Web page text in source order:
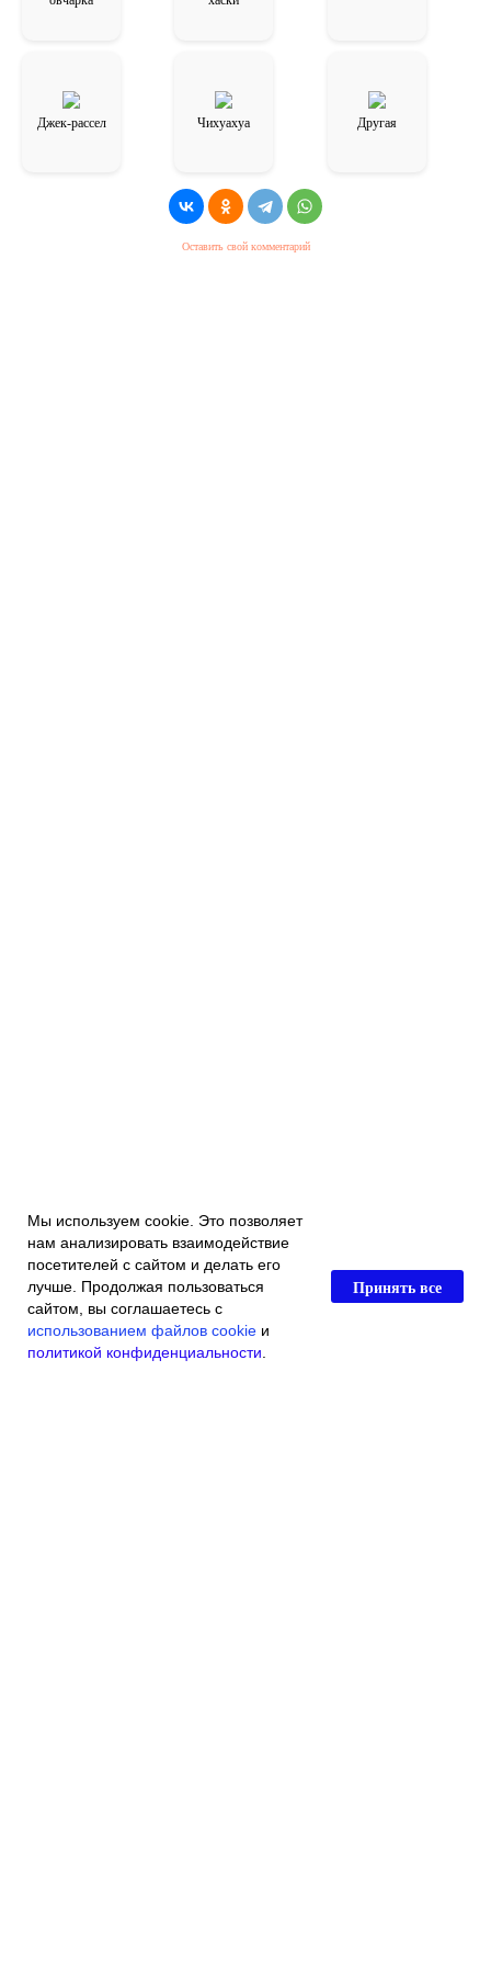
Главная Каталог магазина
Джек-рассел Чихуахуа Другая
Оставить свой комментарий
Мы используем cookie. Это позволяет
нам анализировать взаимодействие
посетителей с сайтом и делать его
лучше. Продолжая пользоваться
сайтом, вы соглашаетесь с
использованием файлов cookie и
политикой конфиденциальности
Принять все